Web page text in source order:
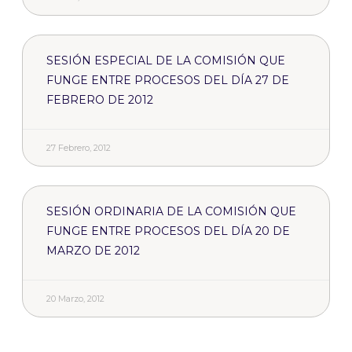
SESIÓN ESPECIAL DE LA COMISIÓN QUE
FUNGE ENTRE PROCESOS DEL DÍA 27 DE
FEBRERO DE 2012
27 Febrero, 2012
SESIÓN ORDINARIA DE LA COMISIÓN QUE
FUNGE ENTRE PROCESOS DEL DÍA 20 DE
MARZO DE 2012
20 Marzo, 2012